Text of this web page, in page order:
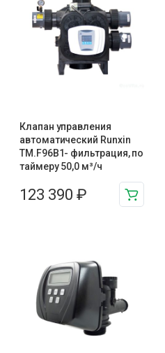
Клапан управления
автоматический Runxin
TM.F96B1- фильтрация, по
таймеру 50,0 м³/ч
123 390 ₽